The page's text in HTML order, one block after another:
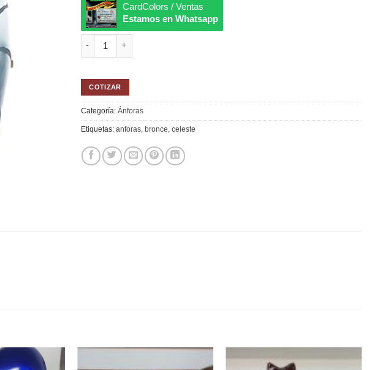
CardColors / Ventas
Estamos en Whatsapp
COTIZAR
Categoría: Ánforas
Etiquetas: anforas, bronce, celeste